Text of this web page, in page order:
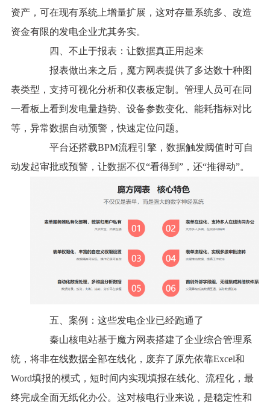
资产，可在现有系统上增量扩展，这对存量系统多、改造
资金有限的发电企业尤其务实。
四、不止于报表：让数据真正用起来
报表做出来之后，魔方网表提供了多达数十种图
表类型，支持可视化分析和仪表板定制。管理人员可在同
一看板上看到发电量趋势、设备参数变化、能耗指标对比
等，异常数据自动预警，快速定位问题。
平台还搭载BPM流程引擎，数据触发阈值时可自
动发起审批或预警，让数据不仅“看得到”，还“推得动”。
五、案例：这些发电企业已经跑通了
秦山核电站基于魔方网表搭建了企业综合管理系
统，将非在线数据全部在线化，废弃了原先依靠Excel和
Word填报的模式，短时间内实现填报在线化、流程化，最
终完成全面无纸化办公。这对核电行业来说，是稳定性和